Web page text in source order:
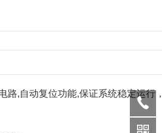
路,自动复位功能,保证系统稳定运行